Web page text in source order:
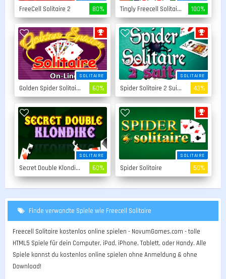
FreeCell Solitaire 2 80% Tingly Freecell Solitaire 100%
SOLITAIRE
Golden Spider Solitaire 60%
SOLITAIRE
Spider Solitaire 2 Suits 43%
SOLITAIRE
Secret Double Klondike 60%
SOLITAIRE
Spider Solitaire 50%
Finde verwandte Spiele wie Freecell Solitaire
Freecell Solitaire kostenlos online spielen - NovumGames.com - tolle
HTML5 Spiele für dein Computer, iPad, iPhone, Tablett, oder Handy. Alle
Spiele kannst du kostenlos online spielen ohne Anmeldung & ohne
Download!